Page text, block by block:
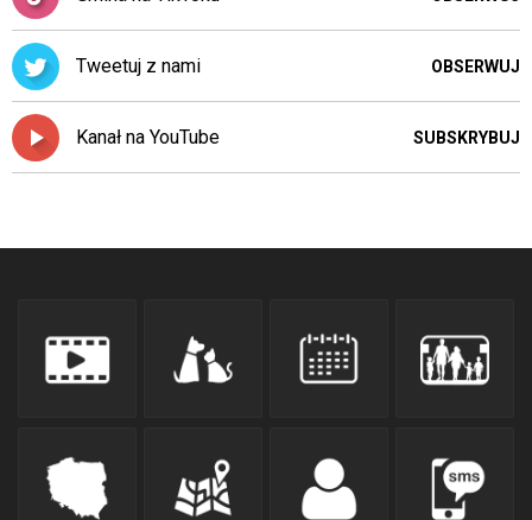
klawiaturowe
przyjęte
dla
danej
platformy.
Tweetuj z nami OBSERWUJ
Kanał na YouTube SUBSKRYBUJ